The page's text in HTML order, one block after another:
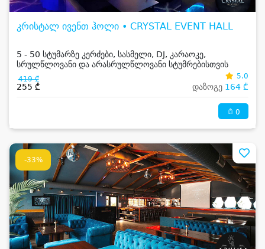
კრისტალ ივენთ ჰოლი • CRYSTAL EVENT HALL
5 - 50 სტუმარზე კერძები, სასმელი, DJ, კარაოკე,
სრულწლოვანი და არასრულწლოვანი სტუმრებისთვის
419 ₾
255 ₾
5.0
დაზოგე 164 ₾
0
-33%